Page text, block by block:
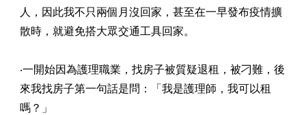
人，因此我不只兩個月沒回家，甚至在一早發布疫情擴
散時，就避免搭大眾交通工具回家。
‧一開始因為護理職業，找房子被質疑退租，被刁難，後
來我找房子第一句話是問：「我是護理師，我可以租
嗎？」